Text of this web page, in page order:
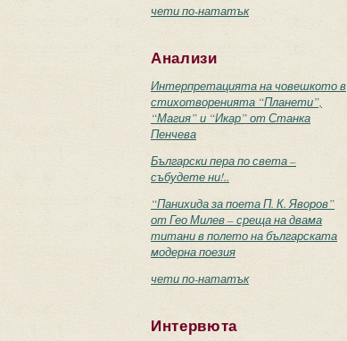
чети по-нататък
Анализи
Интерпретацията на човешкото в
стихотворенията “Планети”,
“Магия” и “Икар” от Станка
Пенчева
Български пера по света –
събудете ни!..
“Панихида за поета П. К. Яворов”
от Гео Милев – среща на двама
титани в полето на българската
модерна поезия
чети по-нататък
Интервюта